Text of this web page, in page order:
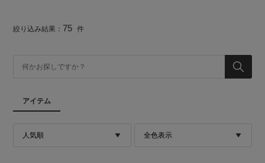
絞り込み結果： 75 件
アイテム